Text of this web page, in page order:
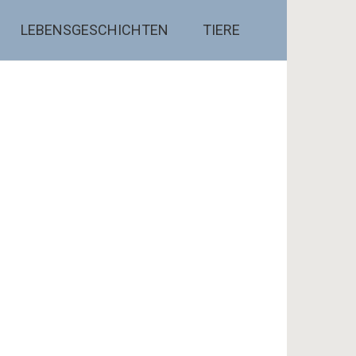
LEBENSGESCHICHTEN TIERE